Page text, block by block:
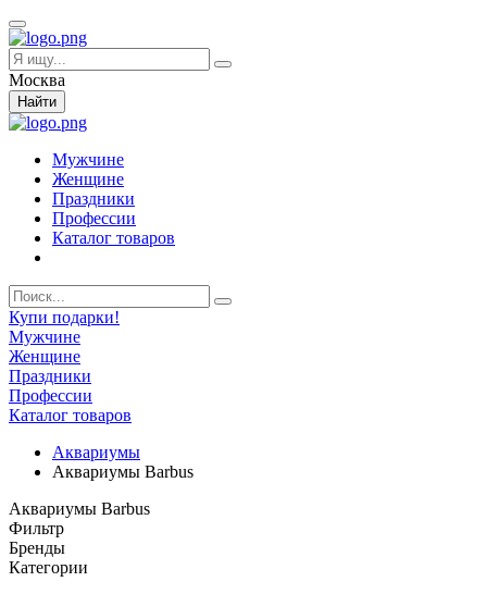
Москва
Найти
Мужчине
Женщине
Праздники
Профессии
Каталог товаров
Купи подарки!
Мужчине
Женщине
Праздники
Профессии
Каталог товаров
Аквариумы
Аквариумы Barbus
Аквариумы Barbus
Фильтр
Бренды
Категории